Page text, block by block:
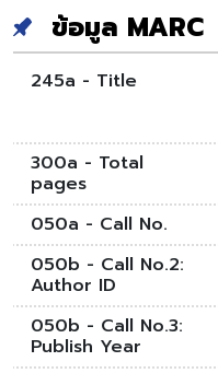
ข้อมูล MARC
245a - Title
300a - Total
pages
050a - Call No.
050b - Call No.2:
Author ID
050b - Call No.3:
Publish Year